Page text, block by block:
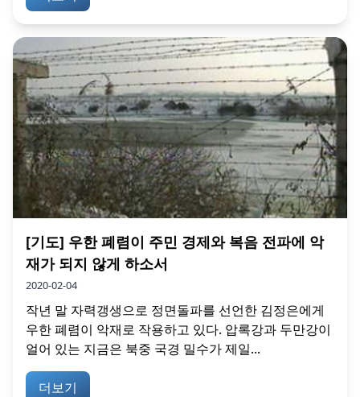
[기도] 우한 폐렴이 주민 경제와 복음 전파에 악
재가 되지 않게 하소서
2020-02-04
작년 말 자력갱생으로 정면돌파를 선언한 김정은에게
우한 폐렴이 악재로 작용하고 있다. 압록강과 두만강이
얼어 있는 지금은 북중 국경 밀수가 제일...
더보기